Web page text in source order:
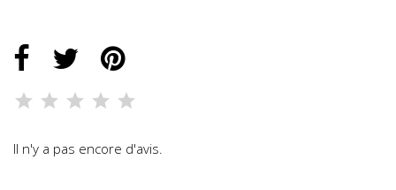
Il n'y a pas encore d'avis.